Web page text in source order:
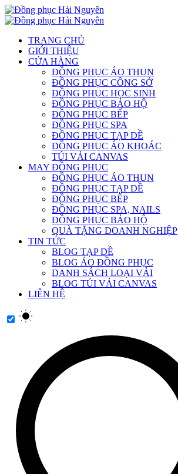
TRANG CHỦ
GIỚI THIỆU
CỬA HÀNG
ĐỒNG PHỤC ÁO THUN
ĐỒNG PHỤC CÔNG SỞ
ĐỒNG PHỤC HỌC SINH
ĐỒNG PHỤC BẢO HỘ
ĐỒNG PHỤC BẾP
ĐỒNG PHỤC SPA
ĐỒNG PHỤC TẠP DỀ
ĐỒNG PHỤC ÁO KHOÁC
TÚI VẢI CANVAS
MAY ĐỒNG PHỤC
ĐỒNG PHỤC ÁO THUN
ĐỒNG PHỤC TẠP DỀ
ĐỒNG PHỤC BẾP
ĐỒNG PHỤC SPA, NAILS
ĐỒNG PHỤC BẢO HỘ
QUÀ TẶNG DOANH NGHIỆP
TIN TỨC
BLOG TẠP DỀ
BLOG ÁO ĐỒNG PHỤC
DANH SÁCH LOẠI VẢI
BLOG TÚI VẢI CANVAS
LIÊN HỆ